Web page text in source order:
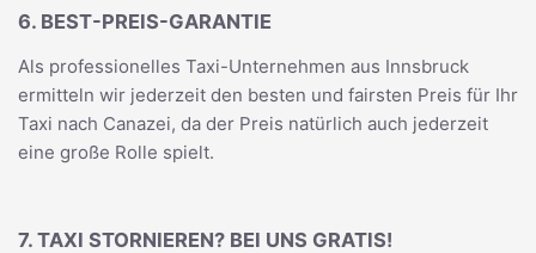
6. BEST-PREIS-GARANTIE
Als professionelles Taxi-Unternehmen aus Innsbruck
ermitteln wir jederzeit den besten und fairsten Preis für Ihr
Taxi nach Canazei, da der Preis natürlich auch jederzeit
eine große Rolle spielt.
7. TAXI STORNIEREN? BEI UNS GRATIS!